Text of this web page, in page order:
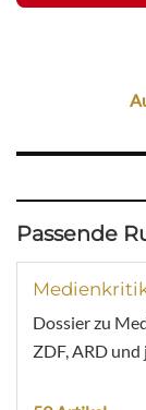
Passende
Dossier zu
ZDF, ARD